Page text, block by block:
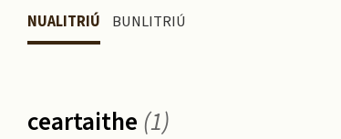
NUALITRIÚ BUNLITRIÚ
ceartaithe (1)